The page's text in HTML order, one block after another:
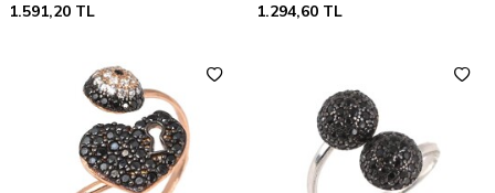
1.591,20 TL 1.294,60 TL